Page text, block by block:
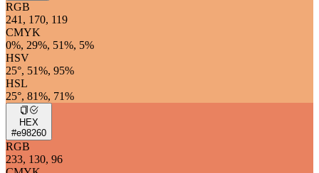
RGB
241, 170, 119
CMYK
0%, 29%, 51%, 5%
HSV
25°, 51%, 95%
HSL
25°, 81%, 71%
HEX
#e98260
RGB
233, 130, 96